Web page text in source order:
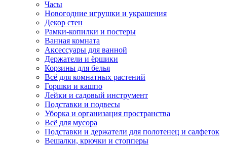
Часы
Новогодние игрушки и украшения
Декор стен
Рамки-копилки и постеры
Ванная комната
Аксессуары для ванной
Держатели и ёршики
Корзины для белья
Всё для комнатных растений
Горшки и кашпо
Лейки и садовый инструмент
Подставки и подвесы
Уборка и организация пространства
Всё для мусора
Подставки и держатели для полотенец и салфеток
Вешалки, крючки и стопперы